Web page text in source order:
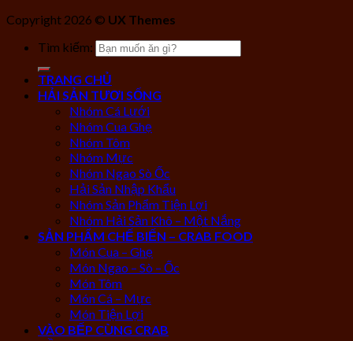
Copyright 2026 © UX Themes
Tìm kiếm:
TRANG CHỦ
HẢI SẢN TƯƠI SỐNG
Nhóm Cá Lưới
Nhóm Cua Ghẹ
Nhóm Tôm
Nhóm Mực
Nhóm Ngao Sò Ốc
Hải Sản Nhập Khẩu
Nhóm Sản Phẩm Tiện Lợi
Nhóm Hải Sản Khô – Một Nắng
SẢN PHẨM CHẾ BIẾN – CRAB FOOD
Món Cua – Ghẹ
Món Ngao – Sò – Ốc
Món Tôm
Món Cá – Mực
Món Tiện Lợi
VÀO BẾP CÙNG CRAB